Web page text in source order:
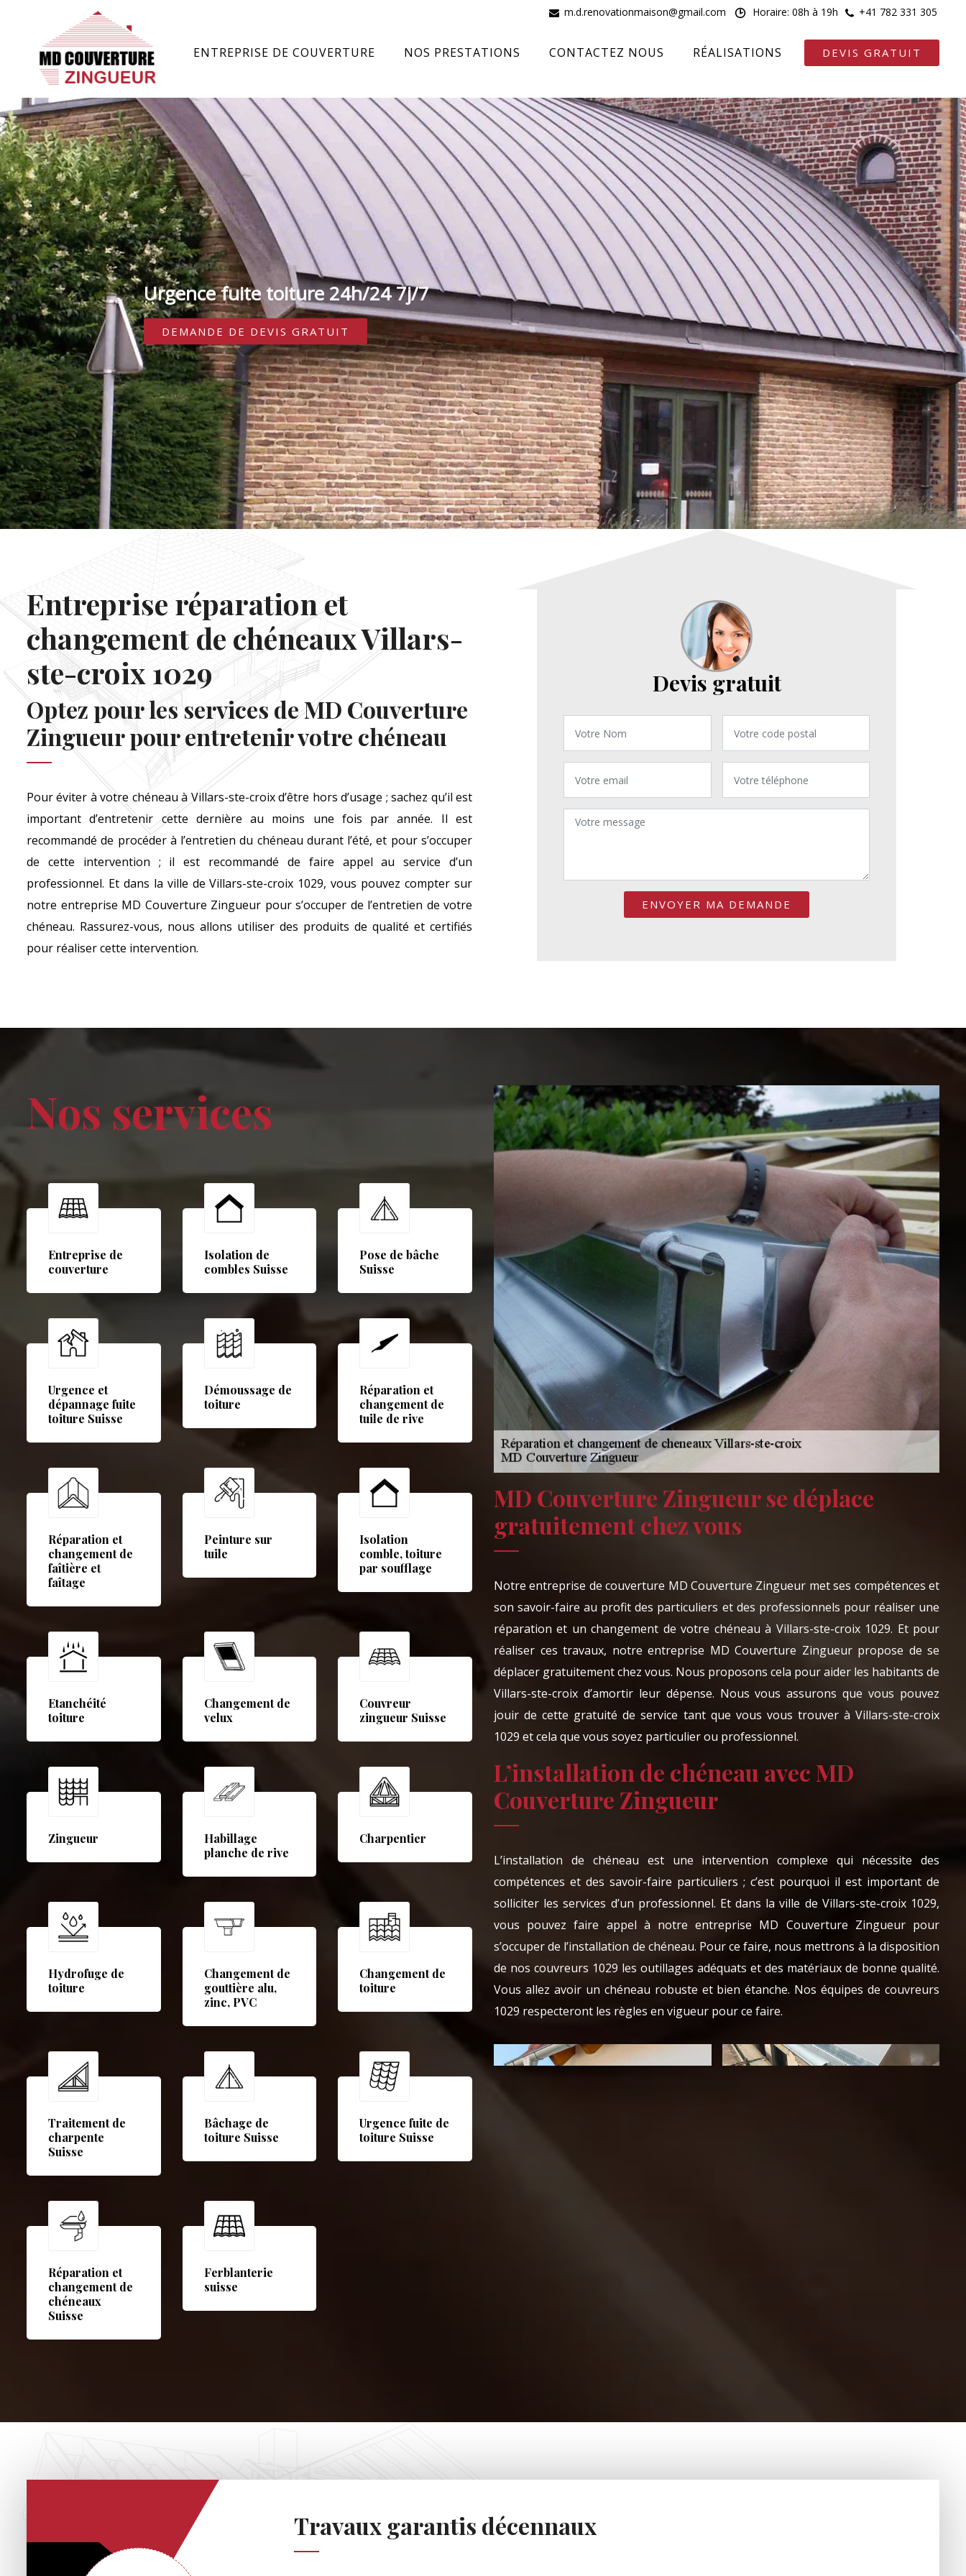
ENTREPRISE DE COUVERTURE NOS PRESTATIONS CONTACTEZ NOUS RÉALISATIONS DEVIS GRATUIT
m.d.renovationmaison@gmail.com Horaire: 08h à 19h +41 782 331 305
Urgence fuite toiture 24h/24 7j/7
DEMANDE DE DEVIS GRATUIT
Entreprise réparation et
changement de chéneaux Villars-
ste-croix 1029
Optez pour les services de MD Couverture
Zingueur pour entretenir votre chéneau
Pour éviter à votre chéneau à Villars-ste-croix d’être hors d’usage ; sachez qu’il est
important d’entretenir cette dernière au moins une fois par année. Il est
recommandé de procéder à l’entretien du chéneau durant l’été, et pour s’occuper
de cette intervention ; il est recommandé de faire appel au service d’un
professionnel. Et dans la ville de Villars-ste-croix 1029, vous pouvez compter sur
notre entreprise MD Couverture Zingueur pour s’occuper de l’entretien de votre
chéneau. Rassurez-vous, nous allons utiliser des produits de qualité et certifiés
pour réaliser cette intervention.
Devis gratuit
Nos services
Entreprise de
couverture
Isolation de
combles Suisse
Pose de bâche
Suisse
Urgence et
dépannage fuite
toiture Suisse
Démoussage de
toiture
Réparation et
changement de
tuile de rive
Réparation et
changement de
faîtière et
faîtage
Peinture sur
tuile
Isolation
comble, toiture
par soufflage
Etanchéité
toiture
Changement de
velux
Couvreur
zingueur Suisse
Zingueur
Habillage
planche de rive
Charpentier
Hydrofuge de
toiture
Changement de
gouttière alu,
zinc, PVC
Changement de
toiture
Traitement de
charpente
Suisse
Bâchage de
toiture Suisse
Urgence fuite de
toiture Suisse
Réparation et
changement de
chéneaux
Suisse
Ferblanterie
suisse
MD Couverture Zingueur se déplace
gratuitement chez vous
Notre entreprise de couverture MD Couverture Zingueur met ses compétences et
son savoir-faire au profit des particuliers et des professionnels pour réaliser une
réparation et un changement de votre chéneau à Villars-ste-croix 1029. Et pour
réaliser ces travaux, notre entreprise MD Couverture Zingueur propose de se
déplacer gratuitement chez vous. Nous proposons cela pour aider les habitants de
Villars-ste-croix d’amortir leur dépense. Nous vous assurons que vous pouvez
jouir de cette gratuité de service tant que vous vous trouver à Villars-ste-croix
1029 et cela que vous soyez particulier ou professionnel.
L’installation de chéneau avec MD
Couverture Zingueur
L’installation de chéneau est une intervention complexe qui nécessite des
compétences et des savoir-faire particuliers ; c’est pourquoi il est important de
solliciter les services d’un professionnel. Et dans la ville de Villars-ste-croix 1029,
vous pouvez faire appel à notre entreprise MD Couverture Zingueur pour
s’occuper de l’installation de chéneau. Pour ce faire, nous mettrons à la disposition
de nos couvreurs 1029 les outillages adéquats et des matériaux de bonne qualité.
Vous allez avoir un chéneau robuste et bien étanche. Nos équipes de couvreurs
1029 respecteront les règles en vigueur pour ce faire.
Travaux garantis décennaux